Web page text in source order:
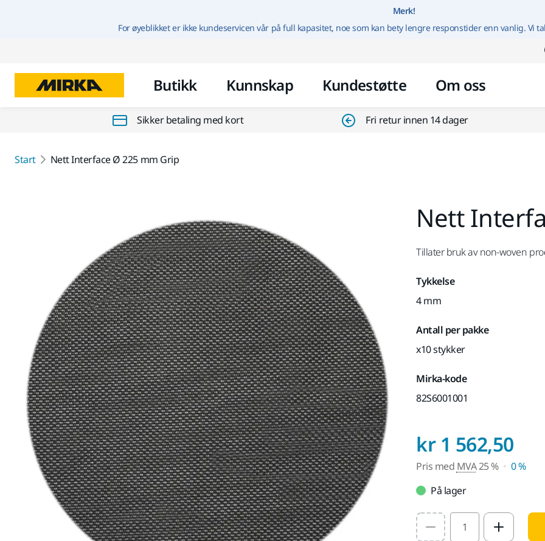
Gå til innhold
Merk!
For øyeblikket er ikke kundeservicen vår på full kapasitet, noe som kan bety lengre responstider enn vanlig. Vi
Butikk Kunnskap Kundestøtte Om oss
Sikker betaling med kort Fri retur innen 14 dager
Start Nett Interface Ø 225 mm Grip
Nett
Tillater bruk av non-woven
Tykkelse
4 mm
Antall per pakke
x10 stykker
Mirka-kode
82S6001001
kr 1 562,50
Pris med MVA25 %
0 %
På lager
Select quantity value